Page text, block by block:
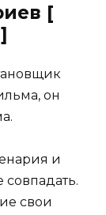
[
он
и
свои